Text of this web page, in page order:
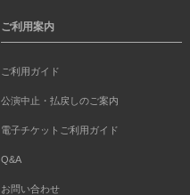
ご利用案内
ご利用ガイド
公演中止・払戻しのご案内
電子チケットご利用ガイド
Q&A
お問い合わせ